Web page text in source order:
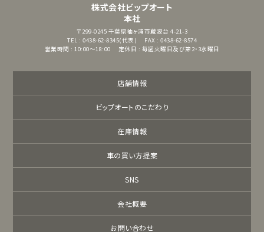
株式会社ビップオート
本社
〒299-0245 千葉県袖ヶ浦市蔵波台 4-21-3
TEL : 0438-62-8345(代表)
FAX : 0438-62-8574
営業時間 : 10:00～18:00
定休日 : 毎週火曜日及び第2・3水曜日
店舗情報
ビップオートのこだわり
在庫情報
車の買い方提案
SNS
会社概要
お問い合わせ